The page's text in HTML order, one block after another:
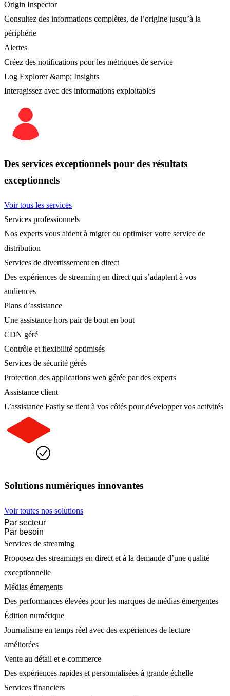
Origin Inspector
Consultez des informations complètes, de l’origine jusqu’à la
périphérie
Alertes
Créez des notifications pour les métriques de service
Log Explorer &amp; Insights
Interagissez avec des informations exploitables
Des services exceptionnels pour des résultats
exceptionnels
Voir tous les services
Services professionnels
Nos experts vous aident à migrer ou optimiser votre service de
distribution
Services de divertissement en direct
Des expériences de streaming en direct qui s’adaptent à vos
audiences
Plans d’assistance
Une assistance hors pair de bout en bout
CDN géré
Contrôle et flexibilité optimisés
Services de sécurité gérés
Protection des applications web gérée par des experts
Assistance client
L’assistance Fastly se tient à vos côtés pour développer vos activités
Solutions numériques innovantes
Voir toutes nos solutions
Par secteur
Par besoin
Services de streaming
Proposez des streamings en direct et à la demande d’une qualité
exceptionnelle
Médias émergents
Des performances élevées pour les marques de médias émergentes
Édition numérique
Journalisme en temps réel avec des expériences de lecture
améliorées
Vente au détail et e-commerce
Des expériences rapides et personnalisées à grande échelle
Services financiers